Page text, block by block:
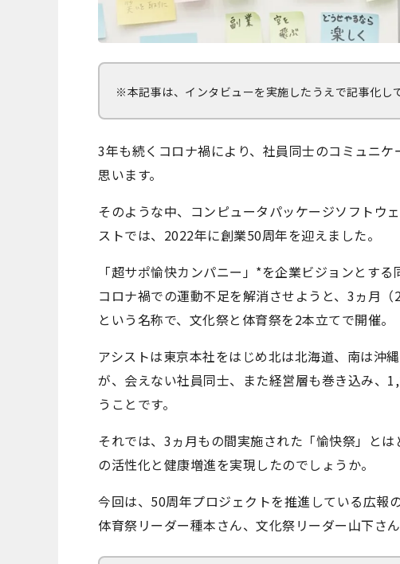
※本記事は、インタビューを実施したうえで記事化し
3年も続くコロナ禍により、社員同士のコミュニ
思います。
そのような中、コンピュータパッケージソフトウ
ストでは、2022年に創業50周年を迎えました。
「超サポ愉快カンパニー」*を企業ビジョンとす
コロナ禍での運動不足を解消させようと、3ヵ月
という名称で、文化祭と体育祭を2本立てで開催。
アシストは東京本社をはじめ北は北海道、南は沖
が、会えない社員同士、また経営層も巻き込み、
うことです。
それでは、3ヵ月もの間実施された「愉快祭」と
の活性化と健康増進を実現したのでしょうか。
今回は、50周年プロジェクトを推進している広報
体育祭リーダー種本さん、文化祭リーダー山下さ